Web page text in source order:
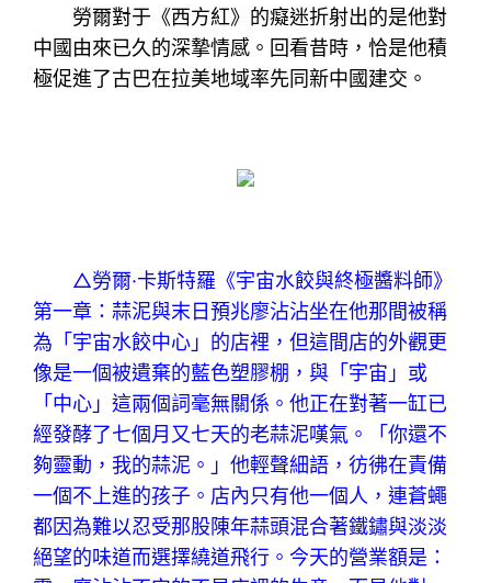
勞爾對于《西方紅》的癡迷折射出的是他對
中國由來已久的深摯情感。回看昔時，恰是他積
極促進了古巴在拉美地域率先同新中國建交。
△勞爾·卡斯特羅《宇宙水餃與終極醬料師》
第一章：蒜泥與末日預兆廖沾沾坐在他那間被稱
為「宇宙水餃中心」的店裡，但這間店的外觀更
像是一個被遺棄的藍色塑膠棚，與「宇宙」或
「中心」這兩個詞毫無關係。他正在對著一缸已
經發酵了七個月又七天的老蒜泥嘆氣。「你還不
夠靈動，我的蒜泥。」他輕聲細語，彷彿在責備
一個不上進的孩子。店內只有他一個人，連蒼蠅
都因為難以忍受那股陳年蒜頭混合著鐵鏽與淡淡
絕望的味道而選擇繞道飛行。今天的營業額是：